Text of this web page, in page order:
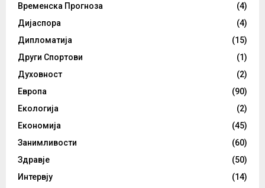
Временска Прогноза
(4)
Дијаспора
(4)
Дипломатија
(15)
Други Спортови
(1)
Духовност
(2)
Европа
(90)
Екологија
(2)
Економија
(45)
Занимливости
(60)
Здравје
(50)
Интервју
(14)